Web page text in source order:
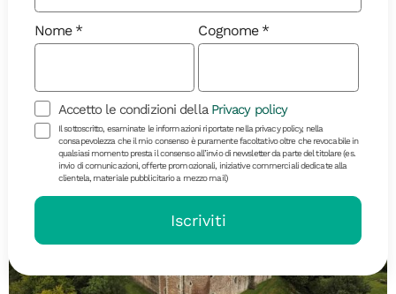
Il ritorno della Regina: quando
vedere l’aurora boreale in Islanda
ecco qual è il periodo migliore per vederla
Nome Cognome
Accetto le condizioni della Privacy policy
Il sottoscritto, esaminate le informazioni riportate nella privacy policy, nella
consapevolezza che il mio consenso è puramente facoltativo oltre che revocabile in
qualsiasi momento presta il consenso all’invio di newsletter da parte del titolare (es.
invio di comunicazioni, offerte promozionali, iniziative commerciali dedicate alla
clientela, materiale pubblicitario a mezzo mail)
Iscriviti